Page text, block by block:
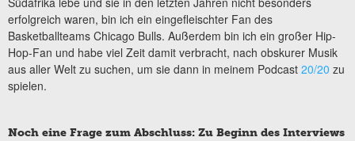
erfolgreich waren, bin ich ein eingefleischter Fan des
Basketballteams Chicago Bulls. Außerdem bin ich ein großer Hip-
Hop-Fan und habe viel Zeit damit verbracht, nach obskurer Musik
aus aller Welt zu suchen, um sie dann in meinem Podcast 20/20 zu
spielen.
Noch eine Frage zum Abschluss: Zu Beginn des Interviews